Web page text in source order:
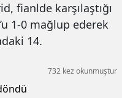
fianlde karşılaştığı
1-0 mağlup ederek
14.
732 kez okunmuştur